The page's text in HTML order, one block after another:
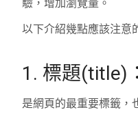
驗，增加瀏覽量。
以下介紹幾點應該注意
1. 標題(title)：
是網頁的最重要標籤，